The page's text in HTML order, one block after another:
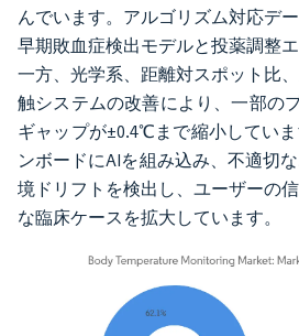
んでいます。アルゴリズム対応デ
早期敗血症検出モデルと投薬調整
一方、光学系、距離対スポット比
触システムの改善により、一部の
ギャップが±0.4℃まで縮小してい
ンボードにAIを組み込み、不適切
境ドリフトを検出し、ユーザーの
な臨床ケースを拡大しています。